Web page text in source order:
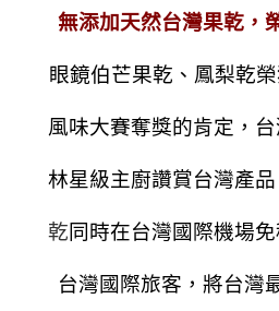
無添加天然台灣果乾，
眼鏡伯芒果乾、鳳梨乾
風味大賽奪獎的肯定，
林星級主廚讚賞台灣產
乾同時在台灣國際機場
台灣國際旅客，將台灣